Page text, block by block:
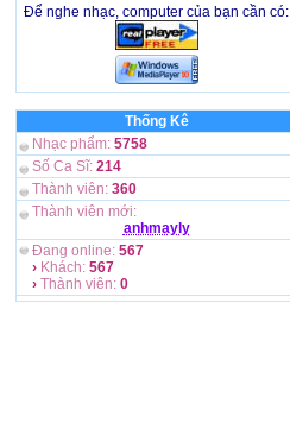
Để nghe nhạc, computer của bạn cần có:
Thống Kê
Nhạc phẩm: 5758
Số Ca Sĩ: 214
Thành viên: 360
Thành viên mới:
anhmayly
Đang online: 567
› Khách: 567
› Thành viên: 0